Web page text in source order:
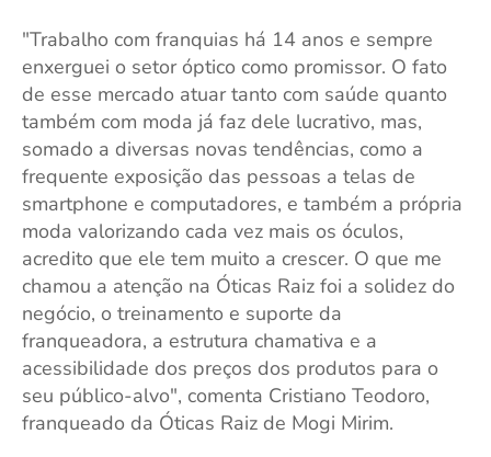
"Trabalho com franquias há 14 anos e sempre
enxerguei o setor óptico como promissor. O fato
de esse mercado atuar tanto com saúde quanto
também com moda já faz dele lucrativo, mas,
somado a diversas novas tendências, como a
frequente exposição das pessoas a telas de
smartphone e computadores, e também a própria
moda valorizando cada vez mais os óculos,
acredito que ele tem muito a crescer. O que me
chamou a atenção na Óticas Raiz foi a solidez do
negócio, o treinamento e suporte da
franqueadora, a estrutura chamativa e a
acessibilidade dos preços dos produtos para o
seu público-alvo", comenta Cristiano Teodoro,
franqueado da Óticas Raiz de Mogi Mirim.